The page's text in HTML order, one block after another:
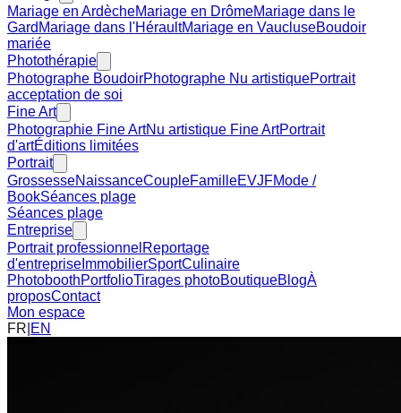
Mariage en ArdècheMariage en DrômeMariage dans le
Gard Mariage dans l'HéraultMariage en VaucluseBoudoir
mariée
Photothérapie
Photographe BoudoirPhotographe Nu artistiquePortrait
acceptation de soi
Fine Art
Photographie Fine ArtNu artistique Fine ArtPortrait
d'artÉditions limitées
Portrait
GrossesseNaissanceCoupleFamilleEVJFMode /
BookSéances plage
Séances plage
Entreprise
Portrait professionnel Reportage
d'entreprise ImmobilierSportCulinaire
PhotoboothPortfolioTirages photoBoutiqueBlogÀ
proposContact
Mon espace
FR EN